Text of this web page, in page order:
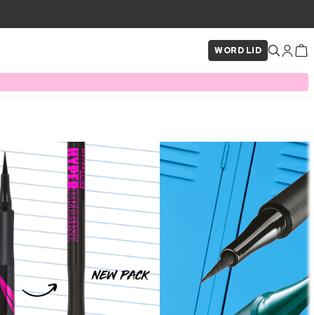
WORD LID